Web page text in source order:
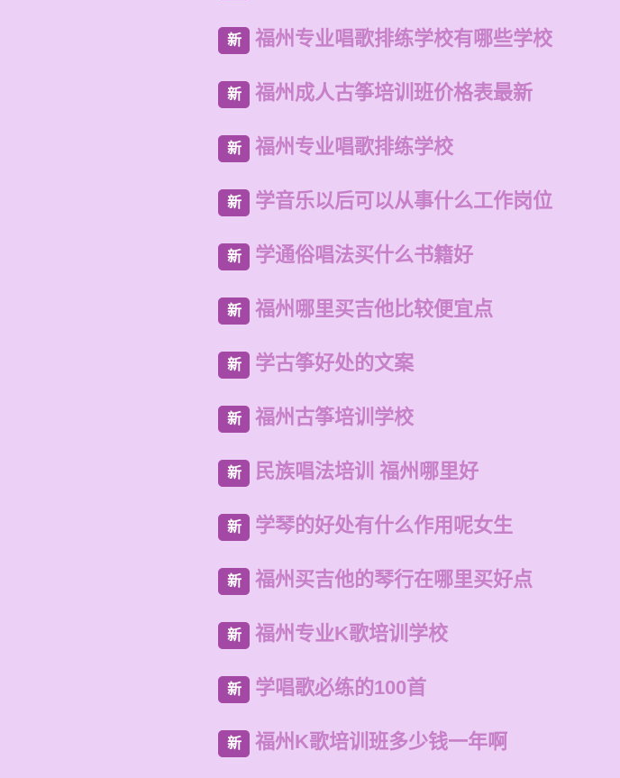
新 福州专业唱歌排练学校有哪些学校
新 福州成人古筝培训班价格表最新
新 福州专业唱歌排练学校
新 学音乐以后可以从事什么工作岗位
新 学通俗唱法买什么书籍好
新 福州哪里买吉他比较便宜点
新 学古筝好处的文案
新 福州古筝培训学校
新 民族唱法培训 福州哪里好
新 学琴的好处有什么作用呢女生
新 福州买吉他的琴行在哪里买好点
新 福州专业K歌培训学校
新 学唱歌必练的100首
新 福州K歌培训班多少钱一年啊